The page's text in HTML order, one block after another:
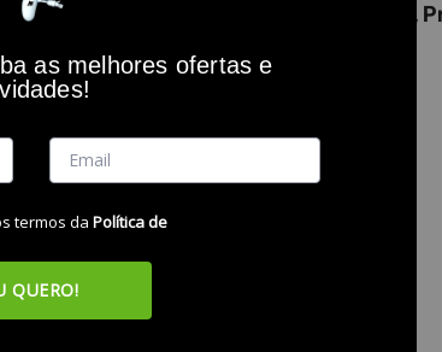
mecânico Warrior Royal Cross, TKL,
por:Miranda
PRODUTO
Royal Cross possui i formato TKL para maior
gameplay.
as melhores ofertas e
termos da Política de
QUERO!